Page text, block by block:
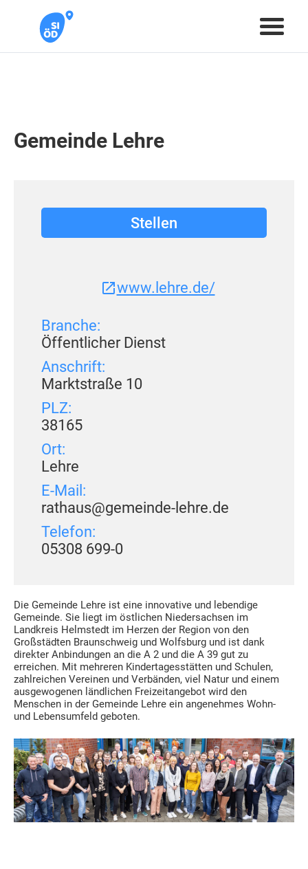
Gemeinde Lehre
Die Gemeinde Lehre ist eine innovative und lebendige
Gemeinde. Sie liegt im östlichen Niedersachsen im
Landkreis Helmstedt im Herzen der Region von den
Großstädten Braunschweig und Wolfsburg und ist dank
direkter Anbindungen an die A 2 und die A 39 gut zu
erreichen. Mit mehreren Kindertagesstätten und Schulen,
zahlreichen Vereinen und Verbänden, viel Natur und einem
ausgewogenen ländlichen Freizeitangebot wird den
Menschen in der Gemeinde Lehre ein angenehmes Wohn-
und Lebensumfeld geboten.
Stellen
www.lehre.de/
Branche:
Öffentlicher Dienst
Anschrift:
Marktstraße 10
PLZ:
38165
Ort:
Lehre
E-Mail:
rathaus@gemeinde-lehre.de
Telefon:
05308 699-0